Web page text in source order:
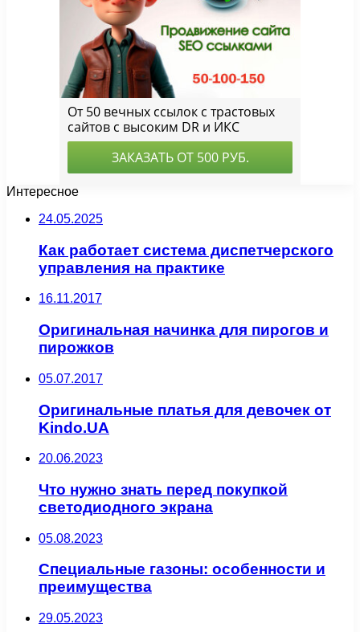
Интересное
24.05.2025
Как работает система диспетчерского
управления на практике
16.11.2017
Оригинальная начинка для пирогов и
пирожков
05.07.2017
Оригинальные платья для девочек от
Kindo.UA
20.06.2023
Что нужно знать перед покупкой
светодиодного экрана
05.08.2023
Специальные газоны: особенности и
преимущества
29.05.2023